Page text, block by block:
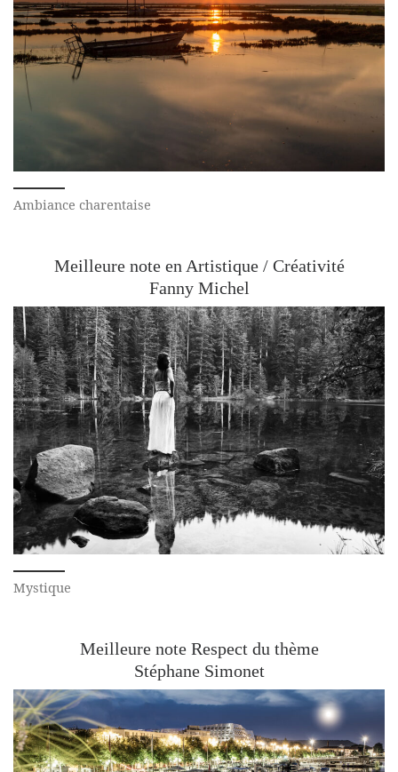
Ambiance charentaise
Meilleure note en Artistique / Créativité
Fanny Michel
Mystique
Meilleure note Respect du thème
Stéphane Simonet